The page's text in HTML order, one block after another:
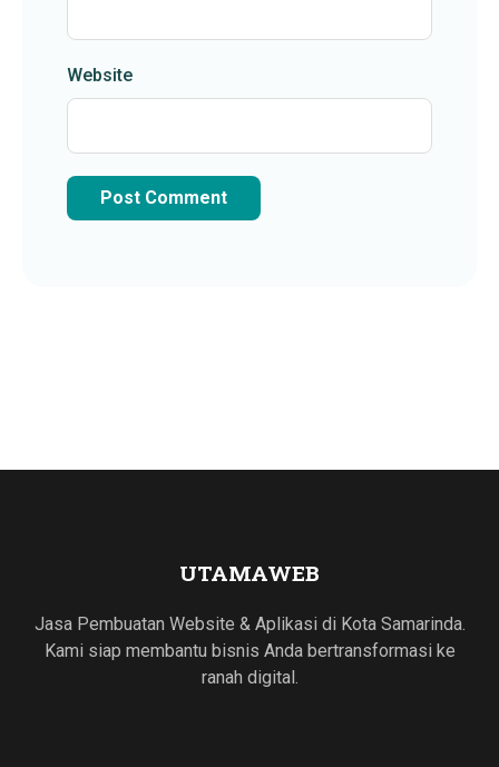
Website
UTAMAWEB
Jasa Pembuatan Website & Aplikasi di Kota Samarinda.
Kami siap membantu bisnis Anda bertransformasi ke
ranah digital.